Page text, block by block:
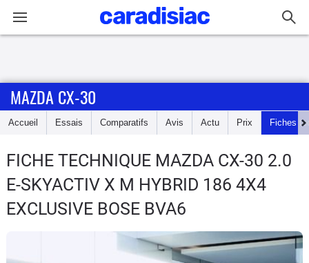
Accueil
Essais
Guide
d'achat
MAZDA CX-30
Accueil Essais Comparatifs Avis Actu Prix Fiches
FICHE TECHNIQUE MAZDA CX-30 2.0
E-SKYACTIV X M HYBRID 186 4X4
EXCLUSIVE BOSE BVA6